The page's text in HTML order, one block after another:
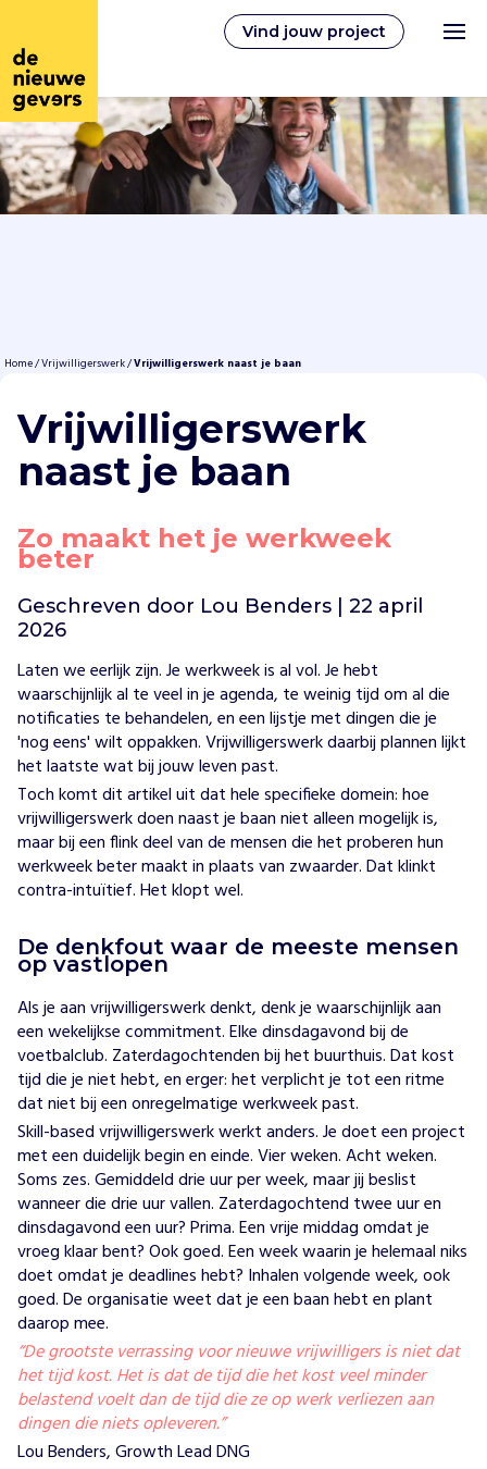
Vind jouw project
Nederlands
Over ons
Inloggen
Home/Vrijwilligerswerk/Vrijwilligerswerk naast je baan
Vrijwilligerswerk
naast je baan
Zo maakt het je werkweek
beter
Geschreven door Lou Benders | 22 april
2026
Laten we eerlijk zijn. Je werkweek is al vol. Je hebt
waarschijnlijk al te veel in je agenda, te weinig tijd om al die
notificaties te behandelen, en een lijstje met dingen die je
'nog eens' wilt oppakken. Vrijwilligerswerk daarbij plannen lijkt
het laatste wat bij jouw leven past.
Toch komt dit artikel uit dat hele specifieke domein: hoe
vrijwilligerswerk doen naast je baan niet alleen mogelijk is,
maar bij een flink deel van de mensen die het proberen hun
werkweek beter maakt in plaats van zwaarder. Dat klinkt
contra-intuïtief. Het klopt wel.
De denkfout waar de meeste mensen
op vastlopen
Als je aanvrijwilligerswerkdenkt, denk je waarschijnlijk aan
een wekelijkse commitment. Elke dinsdagavond bij de
voetbalclub. Zaterdagochtenden bij het buurthuis. Dat kost
tijd die je niet hebt, en erger: het verplicht je tot een ritme
dat niet bij een onregelmatige werkweek past.
Skill-based vrijwilligerswerk werkt anders. Je doet een project
met een duidelijk begin en einde. Vier weken. Acht weken.
Soms zes. Gemiddeld drie uur per week, maar jij beslist
wanneer die drie uur vallen. Zaterdagochtend twee uur en
dinsdagavond een uur? Prima. Een vrije middag omdat je
vroeg klaar bent? Ook goed. Een week waarin je helemaal niks
doet omdat je deadlines hebt? Inhalen volgende week, ook
goed. De organisatie weet dat je een baan hebt en plant
daarop mee.
“De grootste verrassing voor nieuwe vrijwilligers is niet dat
het tijd kost. Het is dat de tijd die het kost veel minder
belastend voelt dan de tijd die ze op werk verliezen aan
dingen die niets opleveren.”
Lou Benders, Growth Lead DNG